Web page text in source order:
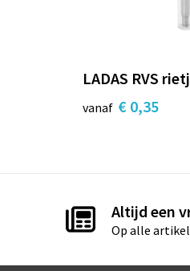
LADAS RVS
vanaf € 0,35
Altijd een
Op alle